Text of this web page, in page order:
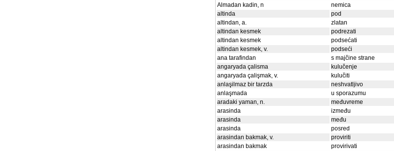
Almadan kadin, n
nemica
altinda
pod
altindan, a.
zlatan
altindan kesmek
podrezati
altindan kesmek
podsećati
altindan kesmek, v.
podseći
ana tarafindan
s majčine strane
angaryada çalisma
kulučenje
angaryada çalişmak, v.
kulučiti
anlaşilmaz bir tarzda
neshvatljivo
anlaşmada
u sporazumu
aradaki yaman, n.
međuvreme
arasinda
između
arasinda
među
arasinda
posred
arasindan bakmak, v.
proviriti
arasindan bakmak
provirivati